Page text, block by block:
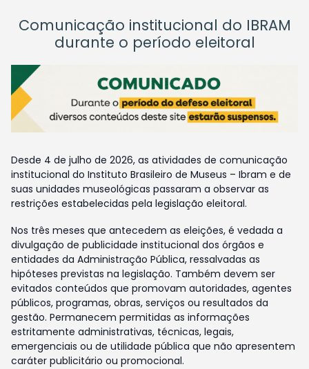
Comunicação institucional do IBRAM
durante o período eleitoral
Desde 4 de julho de 2026, as atividades de comunicação
institucional do Instituto Brasileiro de Museus – Ibram e de
suas unidades museológicas passaram a observar as
restrições estabelecidas pela legislação eleitoral.
Nos três meses que antecedem as eleições, é vedada a
divulgação de publicidade institucional dos órgãos e
entidades da Administração Pública, ressalvadas as
hipóteses previstas na legislação. Também devem ser
evitados conteúdos que promovam autoridades, agentes
públicos, programas, obras, serviços ou resultados da
gestão. Permanecem permitidas as informações
estritamente administrativas, técnicas, legais,
emergenciais ou de utilidade pública que não apresentem
caráter publicitário ou promocional.